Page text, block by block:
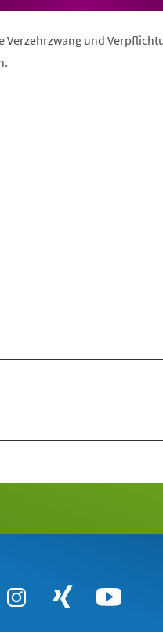
Verzehrzwang und